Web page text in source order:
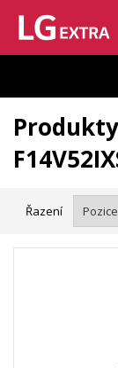
Vzhledem k
Řazení